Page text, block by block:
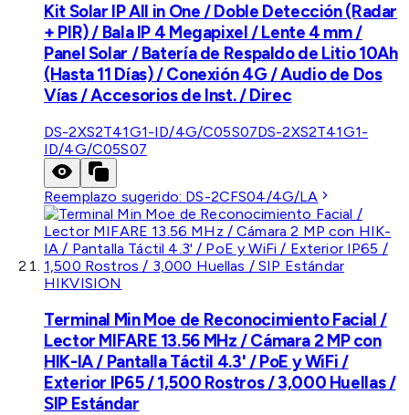
Kit Solar IP All in One / Doble Detección (Radar
+ PIR) / Bala IP 4 Megapixel / Lente 4 mm /
Panel Solar / Batería de Respaldo de Litio 10Ah
(Hasta 11 Días) / Conexión 4G / Audio de Dos
Vías / Accesorios de Inst. / Direc
DS-2XS2T41G1-ID/4G/C05S07DS-2XS2T41G1-
ID/4G/C05S07
Reemplazo sugerido: DS-2CFS04/4G/LA
HIKVISION
Terminal Min Moe de Reconocimiento Facial /
Lector MIFARE 13.56 MHz / Cámara 2 MP con
HIK-IA / Pantalla Táctil 4.3' / PoE y WiFi /
Exterior IP65 / 1,500 Rostros / 3,000 Huellas /
SIP Estándar